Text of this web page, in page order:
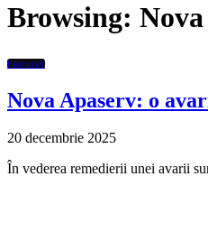
Browsing:
Featured
Nova Apaserv: o
20 decembrie 2025
În vederea remedierii unei avarii